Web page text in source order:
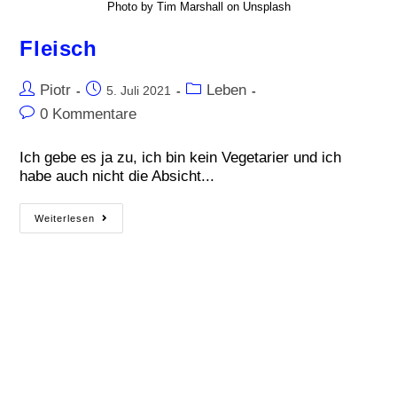
Photo by Tim Marshall on Unsplash
Fleisch
Piotr 5. Juli 2021
Leben
0 Kommentare
Ich gebe es ja zu, ich bin kein Vegetarier und ich
habe auch nicht die Absicht...
Weiterlesen